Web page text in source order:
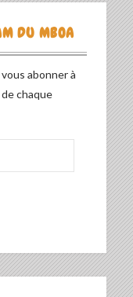
DU MBOA
abonner à
chaque